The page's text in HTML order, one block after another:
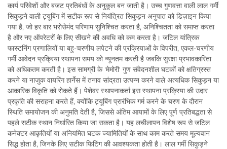
कार्य परिवेशों और बजट प्रतिबंधों के अनुकूल बन जाती है। उच्च गुणवत्ता वाली लाल गर्मी
सिकुड़ने वाली ट्यूबिंग में सटीक रूप से नियंत्रित सिकुड़न अनुपात को डिज़ाइन किया
गया है, जो हर बार भरोसेमंद परिणाम सुनिश्चित करता है, अनिश्चितता को समाप्त करता
है और नए ऑपरेटरों के लिए सीखने की अवधि को कम करता है। जटिल यांत्रिक
फास्टनिंग प्रणालियों या बहु-चरणीय लपेटने की प्रक्रियाओं के विपरीत, एकल-चरणीय
गर्मी आवेदन प्रक्रिया स्थापना समय को न्यूनतम करती है जबकि सुरक्षा प्रभावकारिता
को अधिकतम करती है। इस सामग्री के 'मेमोरी' गुण संवेदनशील घटकों को क्षतिग्रस्त
करने या नाजुक वायरिंग हार्नेस में तनाव सांद्रता उत्पन्न करने वाले अत्यधिक सिकुड़न या
आकारिक विकृति को रोकते हैं। पेशेवर स्थापनाकर्ता इस स्थापना प्रक्रिया की उदार
प्रकृति की सराहना करते हैं, क्योंकि ट्यूबिंग प्रारंभिक गर्म करने के चरण के दौरान
स्थिति समायोजन की अनुमति देती है, जिससे अंतिम आयामों के लिए पूर्ण प्रतिबद्धता से
पहले सटीक स्थान निर्धारित किया जा सकता है। यह लचीलापन विशेष रूप से जटिल
कनेक्टर आकृतियों या अनियमित घटक ज्यामितियों के साथ काम करते समय मूल्यवान
सिद्ध होता है, जिनके लिए सटीक फिटिंग की आवश्यकता होती है। लाल गर्मी सिकुड़ने